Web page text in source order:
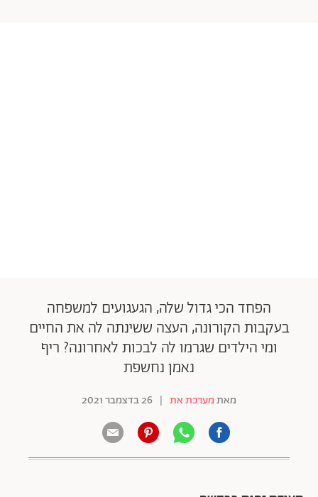
הפחד הכי גדול שלה, הגעגועים למשפחה
בעקבות הקורונה, העצה ששינתה לה את החיים
ומי הילדים שגרמו לה לבכות לאחרונה? ריף
נאמן נחשפת
מאתמערכת את | 26 בדצמבר 2021